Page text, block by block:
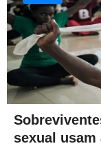
sexual usam